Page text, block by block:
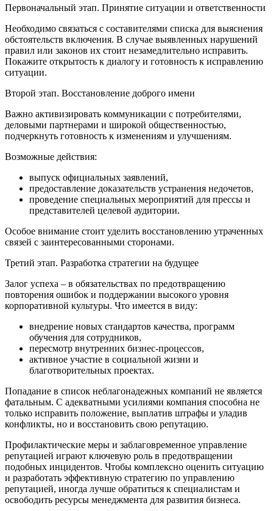
Первоначальный этап. Принятие ситуации и ответственности
Необходимо связаться с составителями списка для выяснения
обстоятельств включения. В случае выявленных нарушений
правил или законов их стоит незамедлительно исправить.
Покажите открытость к диалогу и готовность к исправлению
ситуации.
Второй этап. Восстановление доброго имени
Важно активизировать коммуникации с потребителями,
деловыми партнерами и широкой общественностью,
подчеркнуть готовность к изменениям и улучшениям.
Возможные действия:
выпуск официальных заявлений,
предоставление доказательств устранения недочетов,
проведение специальных мероприятий для прессы и
представителей целевой аудитории.
Особое внимание стоит уделить восстановлению утраченных
связей с заинтересованными сторонами.
Третий этап. Разработка стратегии на будущее
Залог успеха – в обязательствах по предотвращению
повторения ошибок и поддержании высокого уровня
корпоративной культуры. Что имеется в виду:
внедрение новых стандартов качества, программ
обучения для сотрудников,
пересмотр внутренних бизнес-процессов,
активное участие в социальной жизни и
благотворительных проектах.
Попадание в список неблагонадежных компаний не является
фатальным. С адекватными усилиями компания способна не
только исправить положение, выплатив штрафы и уладив
конфликты, но и восстановить свою репутацию.
Профилактические меры и заблаговременное управление
репутацией играют ключевую роль в предотвращении
подобных инцидентов. Чтобы комплексно оценить ситуацию
и разработать эффективную стратегию по управлению
репутацией, иногда лучше обратиться к специалистам и
освободить ресурсы менеджмента для развития бизнеса.